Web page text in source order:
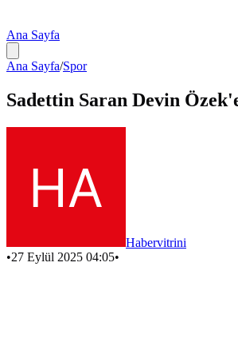
Ana Sayfa
Ana Sayfa/Spor
Sadettin Saran Devin
Habervitrini
•27 Eylül 2025 04:05•